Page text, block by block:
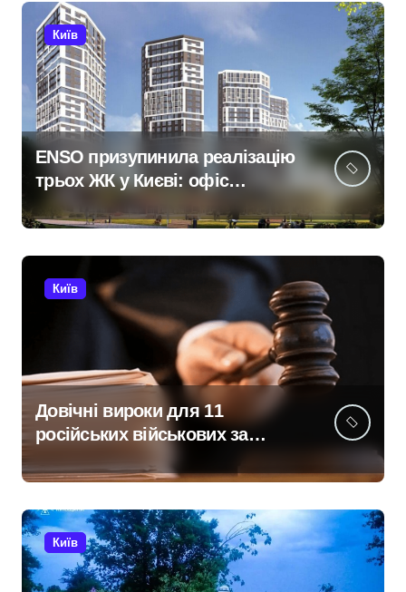
Київ
ENSO призупинила реалізацію
трьох ЖК у Києві: офіс
керівник покинув місто
Київ
Довічні вироки для 11
російських військових за
Київщині
Київ